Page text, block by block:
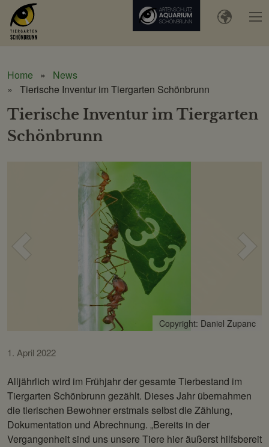
Home
News
Tierische Inventur im Tiergarten Schönbrunn
Tierische Inventur im Tiergarten
Schönbrunn
Voriges
Bild Bild
Copyright: Daniel Zupanc
1. April 2022
Alljährlich wird im Frühjahr der gesamte Tierbestand im
Tiergarten Schönbrunn gezählt. Dieses Jahr übernahmen
die tierischen Bewohner erstmals selbst die Zählung,
Dokumentation und Abrechnung. „Bereits in der
Vergangenheit sind uns unsere Tiere hier äußerst hilfsbereit